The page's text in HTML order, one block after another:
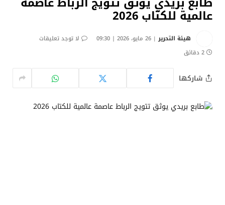
عالمية للكتاب 2026
هيئة التحرير 26 مايو، 2026 | 09:30
لا توجد تعليقات
2 دقائق
شاركها